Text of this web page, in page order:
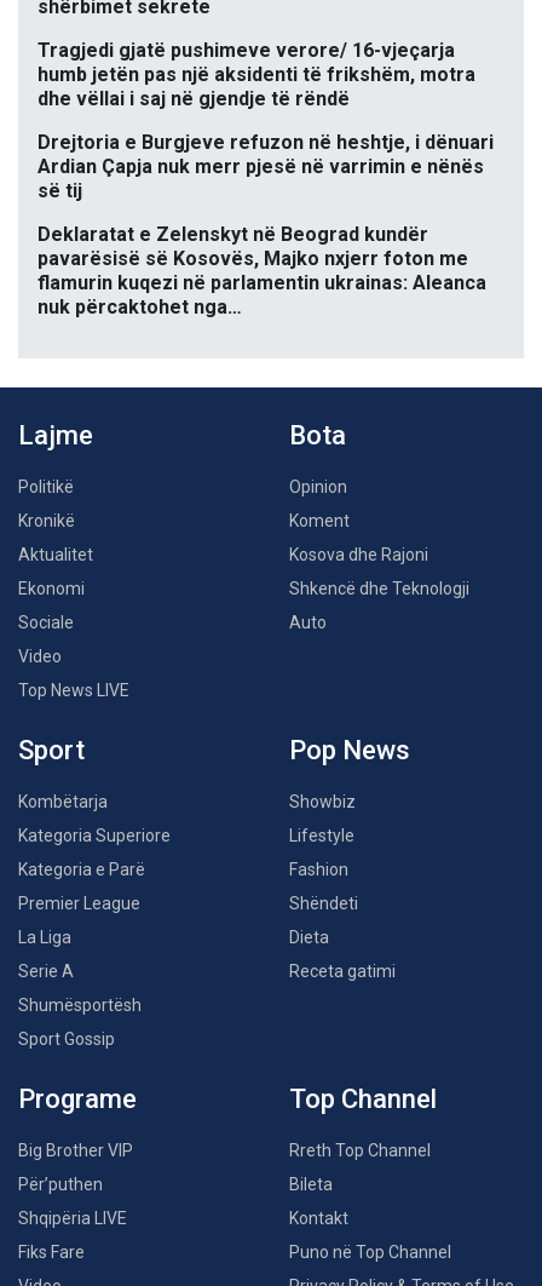
shërbimet sekrete
Tragjedi gjatë pushimeve verore/ 16-vjeçarja
humb jetën pas një aksidenti të frikshëm, motra
dhe vëllai i saj në gjendje të rëndë
Drejtoria e Burgjeve refuzon në heshtje, i dënuari
Ardian Çapja nuk merr pjesë në varrimin e nënës
së tij
Deklaratat e Zelenskyt në Beograd kundër
pavarësisë së Kosovës, Majko nxjerr foton me
flamurin kuqezi në parlamentin ukrainas: Aleanca
nuk përcaktohet nga…
Lajme
Politikë
Kronikë
Aktualitet
Ekonomi
Sociale
Video
Top News LIVE
Bota
Opinion
Koment
Kosova dhe Rajoni
Shkencë dhe Teknologji
Auto
Sport
Kombëtarja
Kategoria Superiore
Kategoria e Parë
Premier League
La Liga
Serie A
Shumësportësh
Sport Gossip
Pop News
Showbiz
Lifestyle
Fashion
Shëndeti
Dieta
Receta gatimi
Programe
Big Brother VIP
Për’puthen
Shqipëria LIVE
Fiks Fare
Top Channel
Rreth Top Channel
Bileta
Kontakt
Puno në Top Channel